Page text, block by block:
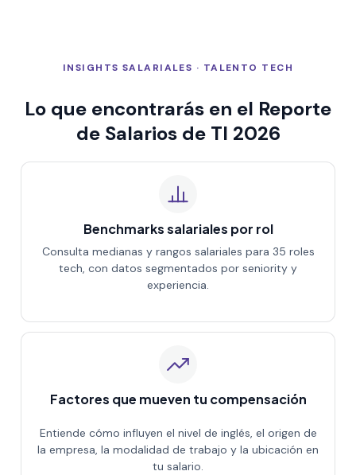
INSIGHTS SALARIALES · TALENTO TECH
Lo que encontrarás en el Reporte
de Salarios de TI 2026
Benchmarks salariales por rol
Consulta medianas y rangos salariales para 35 roles
tech, con datos segmentados por seniority y
experiencia.
Factores que mueven tu compensación
Entiende cómo influyen el nivel de inglés, el origen de
la empresa, la modalidad de trabajo y la ubicación en
tu salario.